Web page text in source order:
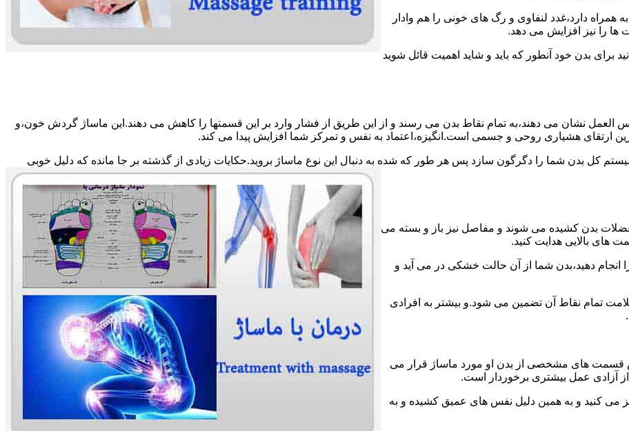
دارد،غدد لنفاوی و رگ های خونی را هم وادار
ها را نیز افزایش می دهد.
برای بدن خود آنطور که باید و شاید اهمیت قائل شوید
نشان می دهند،به تمام نقاط بدن می رسند و از این طریق از فشار وارد بر این قسمتها را کاهش می دهند.این ماساژ گردش خون،و
ارتقای هشیاری روحی و جسمی است.انگیزه،اعتماد به نفس و تمرکز شما افزایش پیدا می کند.
کل بدن شما را دگرگون سازد پس هر طور که شده به دنبال این نوع ماساژ بروید.حکایات زیادی از گذشته بر جا مانده که دلیل خوبی
عضلات بدن کشیده می شوند و مفاصل نیز باز و بسته می
های بالایی هدایت کنید.
انجام دهید،بدن شما از آن حالت خشکی در می آید و
تمام نقاط آن تضمین می شود.و بیشتر به افرادی
قسمت های مشخصی از بدن او مورد ماساژ قرار می
آزادی عمل بیشتری برخوردار است.
می کنید و به همین دلیل نفس های عمیق کشیده و به